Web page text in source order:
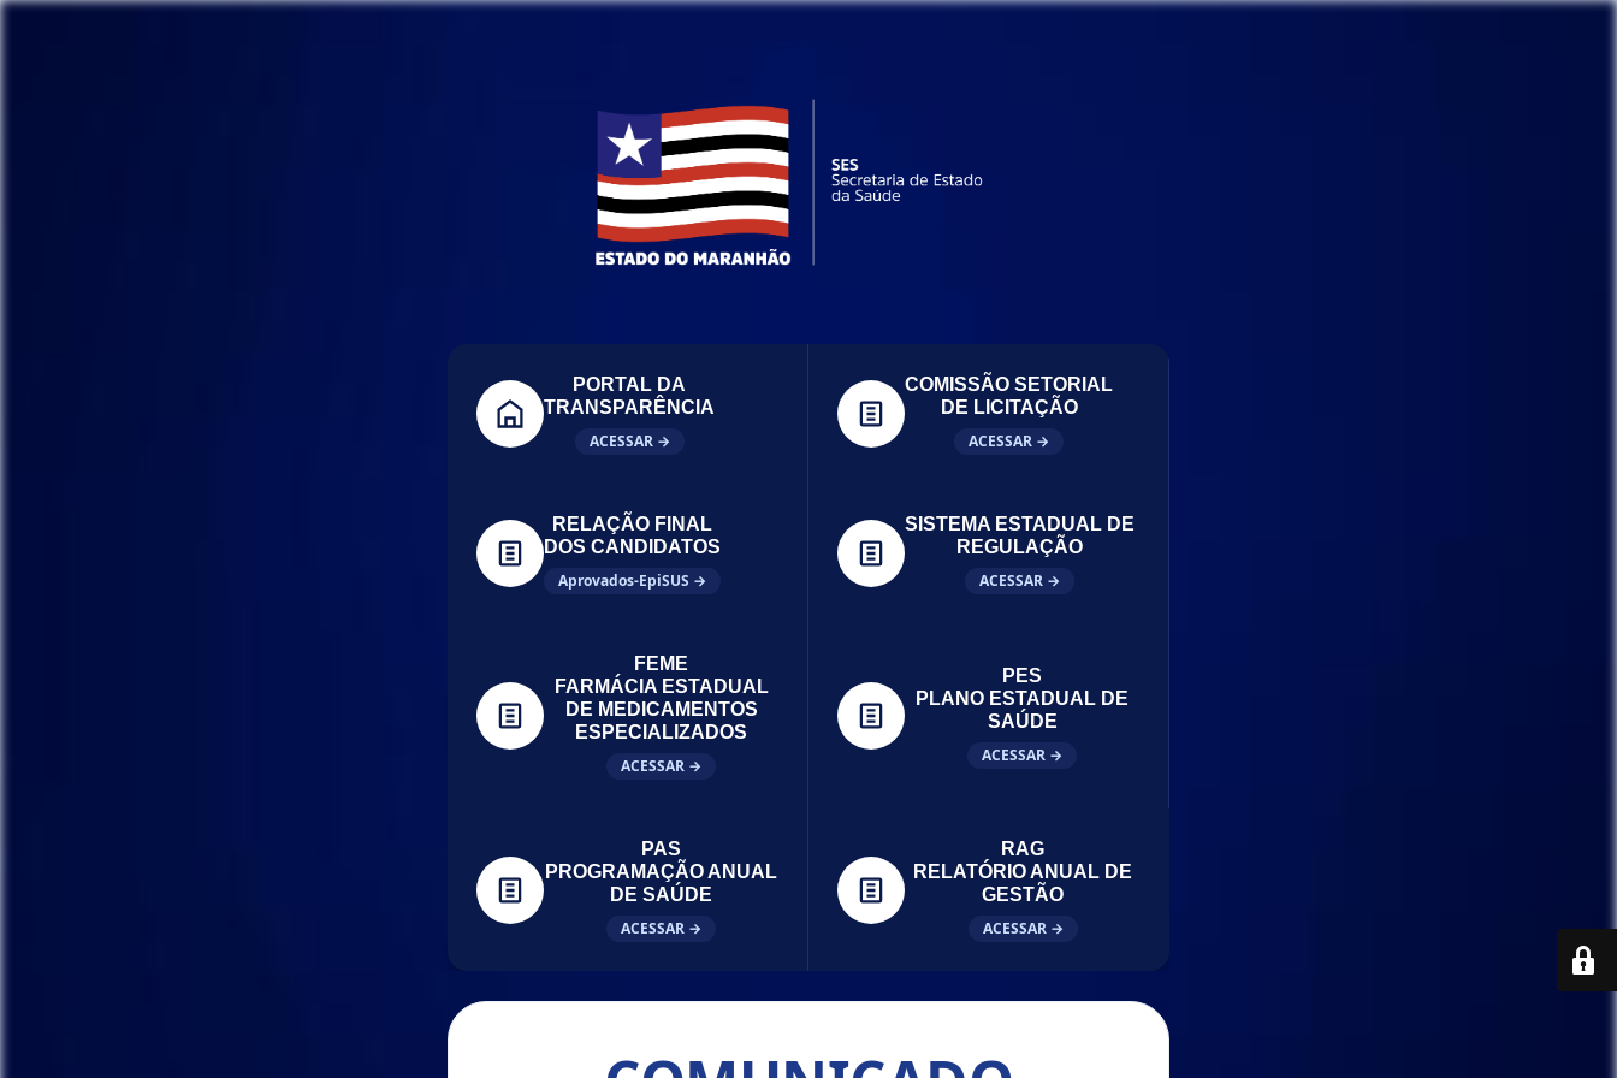
PORTAL DA
TRANSPARÊNCIA
ACESSAR →
COMISSÃO SETORIAL
DE LICITAÇÃO
ACESSAR →
RELAÇÃO FINAL
DOS CANDIDATOS
Aprovados-EpiSUS →
SISTEMA ESTADUAL DE
REGULAÇÃO
ACESSAR →
FEME
FARMÁCIA ESTADUAL
DE MEDICAMENTOS
ESPECIALIZADOS
ACESSAR →
PES
PLANO ESTADUAL DE
SAÚDE
ACESSAR →
PAS
PROGRAMAÇÃO ANUAL
DE SAÚDE
ACESSAR →
RAG
RELATÓRIO ANUAL DE
GESTÃO
ACESSAR →